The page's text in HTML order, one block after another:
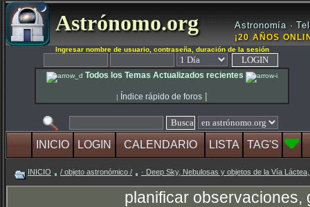
Astrónomo.org Astronomía ·
¡20 AÑOS
Ingresar nombre de usuario, contraseña, duración de la sesión
Todos los Temas Actualizados recientes
| Índice rápido de foros |
INICIO LOGIN CALENDARIO LISTA TAG'S
INICIO / objeto astronómico / · Deep Sky, Nebulosas y objetos de la Vía
planificar observaciones,